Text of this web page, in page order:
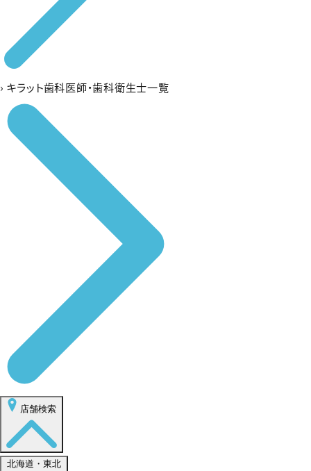
› キラット歯科医師・歯科衛生士一覧
店舗検索
北海道・東北